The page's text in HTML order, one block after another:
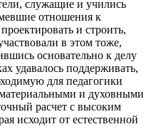
служащие и учились
отношения к
и строить,
в этом тоже,
основательно к делу
удавалось поддерживать,
для педагогики
и духовными
расчет с высоким
исходит от естественной